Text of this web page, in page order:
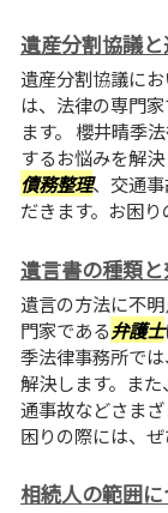
遺産分割協議
遺産分割協議に
は、法律の専門
ます。 櫻井晴季
するお悩みを解
債務整理、交通
だきます。お困
遺言書の種類
遺言の方法に不
門家である弁護士
季法律事務所で
解決します。ま
通事故などさま
困りの際には、
相続人の範囲に